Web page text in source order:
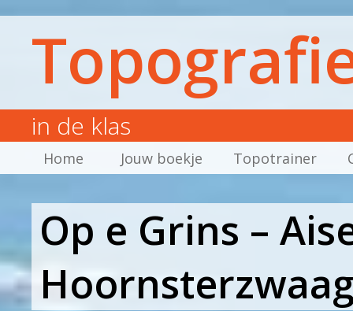
in de klas
Home Jouw boekje Topotrainer
Op e Grins –